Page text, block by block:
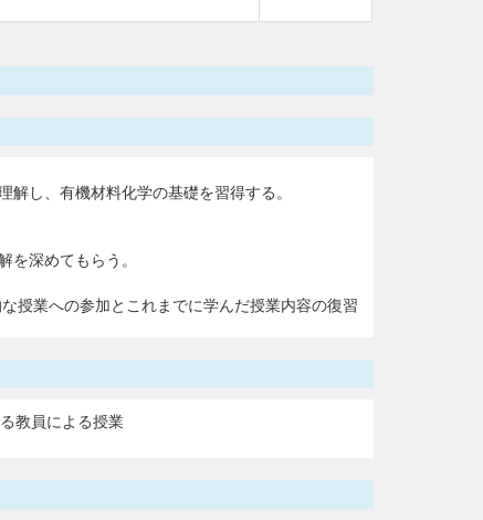
し、有機材料化学の基礎を習得する。
深めてもらう。
授業への参加とこれまでに学んだ授業内容の復習
教員による授業